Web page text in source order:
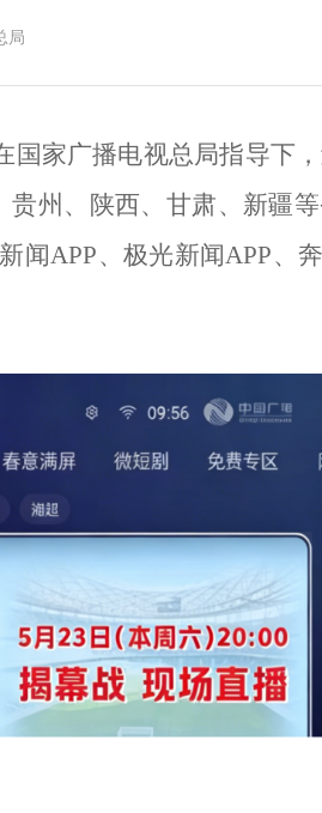
局
国家广播电视总局指导下
州、陕西、甘肃、新疆
闻APP、极光新闻APP、